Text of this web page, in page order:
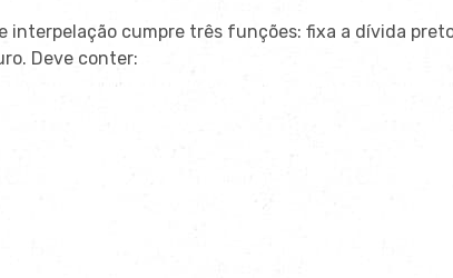
cumpre três funções: fixa a dívida
Deve conter: